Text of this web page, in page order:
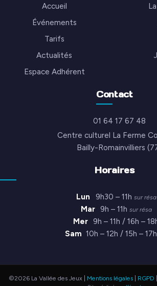
Accueil
Événements
Tarifs
Actualités
Espace Adhérent
Contact
01 64 17 67 48
Centre culturel La Ferme
Bailly-Romainvilliers
Horaires
Lun 9h30 – 11h sur résa
Mar 9h – 11h sur résa
Mer 9h – 11h / 16h –
Sam 10h – 12h / 15h –
©2026 La Vallée des Jeux | Mentions légales RGPD